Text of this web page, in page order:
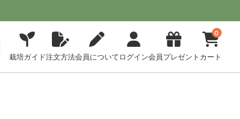
栽培ガイド注文方法会員について ログイン会員プレゼント
0
カート